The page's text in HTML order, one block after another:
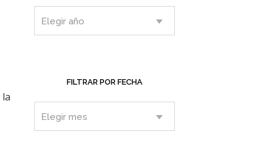
FILTRAR POR FECHA